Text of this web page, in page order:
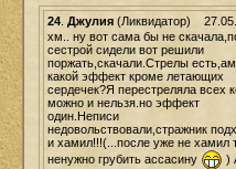
24. Джулия(Ликвидатор)
хм.. ну вот сама бы не
сестрой сидели вот решили
поржать,скачали.Стрелы
какой эффект кроме летающих
сердечек?Я перестреляла всех
можно и нельзя.но эффект
один.Неписи
недовольствовали,стражник
и хамил!!!(...после уже не хамил
ненужно грубить ассасину
)